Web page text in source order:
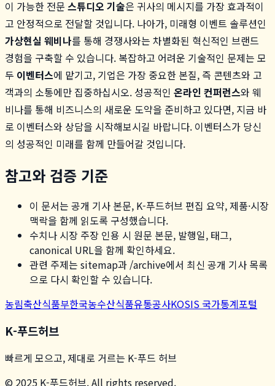
이 가능한 전문 스튜디오 기술은 귀사의 메시지를 가장 효과적이
고 안정적으로 전달할 것입니다. 나아가, 미래형 이벤트 솔루션인
가상현실 웨비나를 통해 경쟁사와는 차별화된 혁신적인 브랜드
경험을 구축할 수 있습니다. 복잡하고 어려운 기술적인 문제는 모
두 이벤터스에 맡기고, 기업은 가장 중요한 본질, 즉 콘텐츠와 고
객과의 소통에만 집중하십시오. 성공적인 온라인 컨퍼런스와 웨
비나를 통해 비즈니스의 새로운 도약을 준비하고 있다면, 지금 바
로 이벤터스와 상담을 시작해보시길 바랍니다. 이벤터스가 당신
의 성공적인 미래를 함께 만들어갈 것입니다.
참고와 검증 기준
이 문서는 공개 기사 본문, K-푸드허브 편집 요약, 제품·시장
맥락을 함께 읽도록 구성했습니다.
수치나 시장 주장 인용 시 원문 본문, 발행일, 태그,
canonical URL을 함께 확인하세요.
관련 주제는 sitemap과 /archive에서 최신 공개 기사 목록
으로 다시 확인할 수 있습니다.
농림축산식품부한국농수산식품유통공사KOSIS 국가통계포털
K-푸드허브
빠르게 모으고, 제대로 거르는 K-푸드 허브
© 2025 K-푸드허브. All rights reserved.